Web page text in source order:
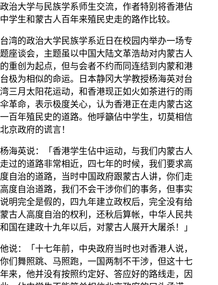
政治大学与民族学系师生交流，作者特别将香港佔
中学生和蒙古人百年来殖民史走的路作比较。
台湾的政治大学民族学系近日在校园内举办一场专
题座谈会，主题虽以中国大陆文革浩劫对内蒙古人
的重创为起点，但与会者不约而同连结到内蒙和港
台极为相似的命运。日本静冈大学教授杨海英对台
湾三月太阳花运动，和香港现正如火如茶进行的雨
伞革命，表示极度关心，认为香港正在走内蒙古这
一百年殖民史的道路。他呼籲佔中学生，切莫相信
北京政府的谎言！
杨海英说：「香港学生佔中运动，与我们内蒙古人
走过的道路非常相近，四七年的时候，我们要求高
度自治的道路，当时中国政府跟蒙古人讲，你们走
高度自治道路，我们不会干涉你们的事务，但事实
说明完全是假的，四九年建立政权后，完全没有给
蒙古人高度自治的权利，还秋后算帐，中华人民共
和国在建政十九年以后，对蒙古人展开大屠杀！」
他说：「十七年前，中央政府当时也对香港人说，
你们舞照跳、马照跑，一国两制不干涉，但这十七
年来，他并没有按照约定好、答应好的路线走，因